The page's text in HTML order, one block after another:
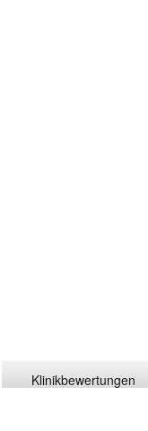
Klinikbewertungen